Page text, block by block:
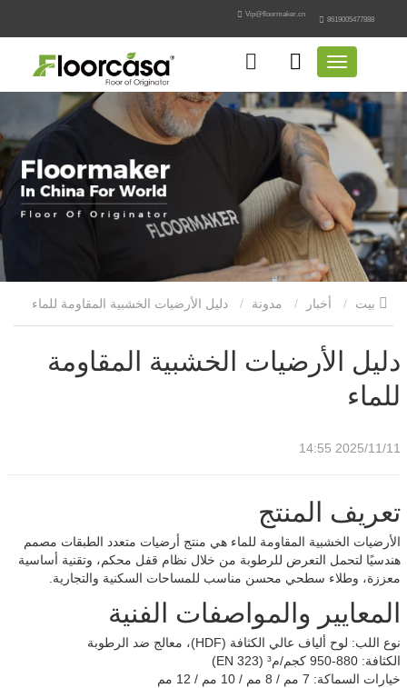
8619005477888
Vip@floormaker.cn
أخبار مدونة
دليل الأرضيات الخشبية المقاومة
للماء
2025/11/11 14:55
تعريف المنتج
الأرضيات الخشبية المقاومة للماء هي منتج أرضيات متعدد الطبقات مصمم
هندسيًا لتحمل التعرض للرطوبة من خلال نظام قفل محكم، وتقنية أساسية
معززة، وطلاء سطحي محسن مناسب للمساحات السكنية والتجارية.
المعايير والمواصفات الفنية
نوع اللب: لوح ألياف عالي الكثافة (HDF)، معالج ضد الرطوبة
الكثافة: 880-950 كجم/م³ (EN 323)
خيارات السماكة: 7 مم / 8 مم / 10 مم / 12 مم